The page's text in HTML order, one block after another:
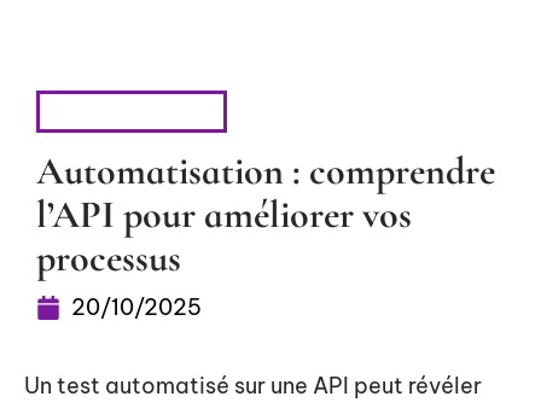
Automatisation : comprendre
l’API pour améliorer vos
processus
20/10/2025
Un test automatisé sur une API peut révéler